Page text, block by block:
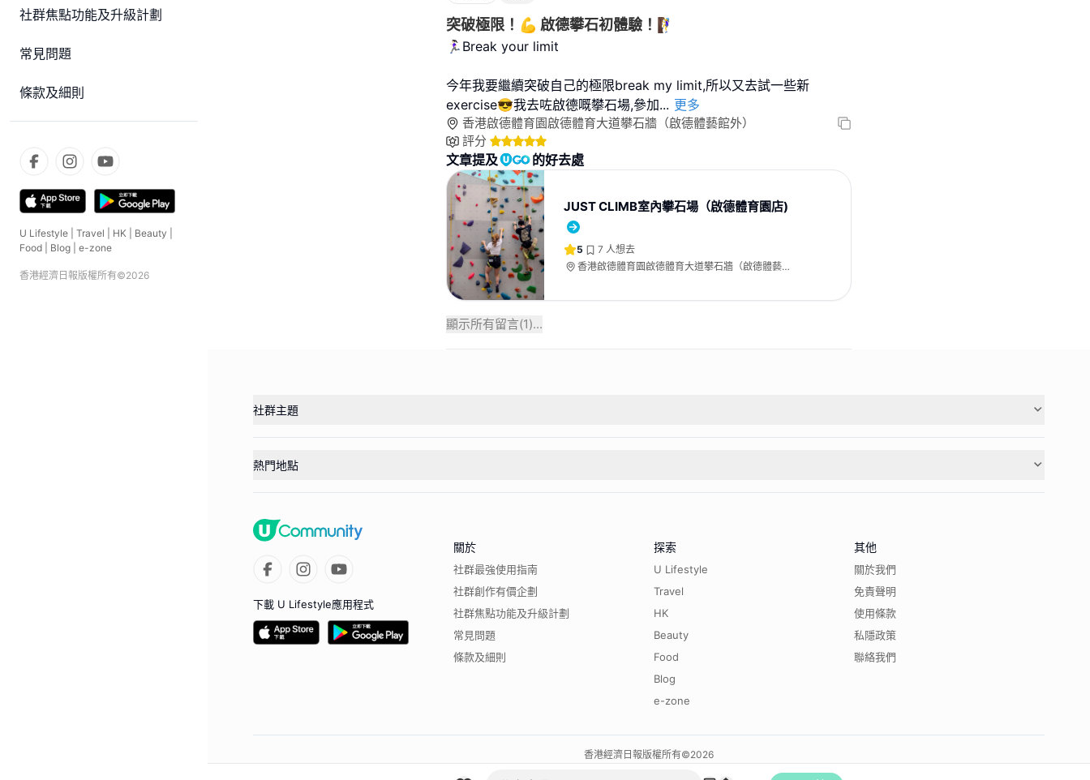
社群焦點功能及升級計劃
常見問題
條款及細則
U Lifestyle Travel HK Beauty
Food
Blog e-zone
香港經濟日報版權所有©2026
突破極限！💪 啟德攀石初體驗！🧗‍♀️
🏃🏻‍♀️Break your limit
今年我要繼續突破自己的極限break my limit,所以又去試一些新
exercise😎我去咗啟德嘅攀石場,參加... 更多
香港啟德體育園啟德體育大道攀石牆（啟德體藝館外）
評分
文章提及 的好去處
JUST CLIMB室內攀石場（啟德體育園店)
5 7 人想去
香港啟德體育園啟德體育大道攀石牆（啟德體藝館
顯示所有留言(1)...
社群主題
熱門地點
下載 U Lifestyle應用程式
關於
社群最強使用指南
社群創作有價企劃
社群焦點功能及升級計劃
常見問題
條款及細則
探索
U Lifestyle
Travel
HK
Beauty
Food
Blog
e-zone
其他
關於我們
免責聲明
使用條款
私隱政策
聯絡我們
香港經濟日報版權所有©2026